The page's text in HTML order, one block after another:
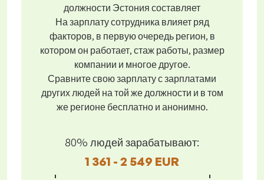
должности Эстония составляет
На зарплату сотрудника влияет ряд
факторов, в первую очередь регион, в
котором он работает, стаж работы, размер
компании и многое другое.
Сравните свою зарплату с зарплатами
других людей на той же должности и в том
же регионе бесплатно и анонимно.
80% людей зарабатывают:
1 361 - 2 549 EUR